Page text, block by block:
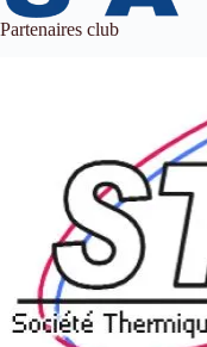
Partenaires club